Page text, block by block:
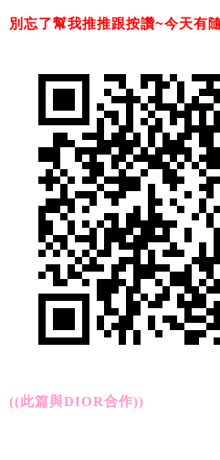
別忘了幫我推推跟按讚~今天有
((此篇與DIOR合作))